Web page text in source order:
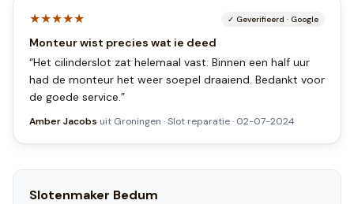
★★★★★ ✓ Geverifieerd · Google
Monteur wist precies wat ie deed
“Het cilinderslot zat helemaal vast. Binnen een half uur
had de monteur het weer soepel draaiend. Bedankt voor
de goede service.”
Amber Jacobs uit Groningen ·Slot reparatie· 02-07-2024
Slotenmaker Bedum